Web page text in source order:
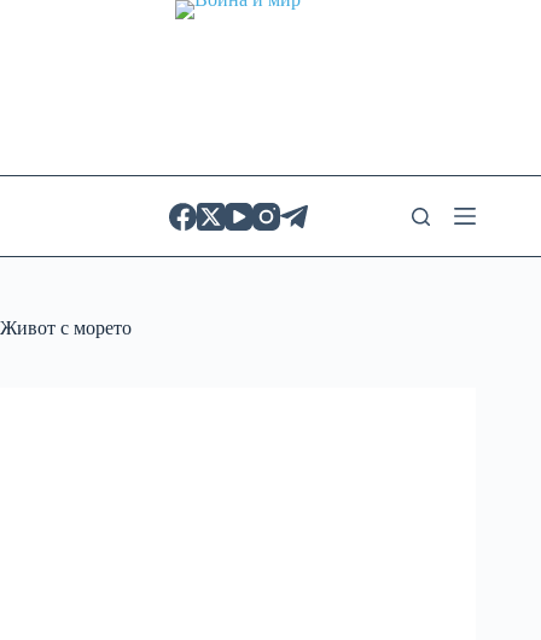
Живот с морето